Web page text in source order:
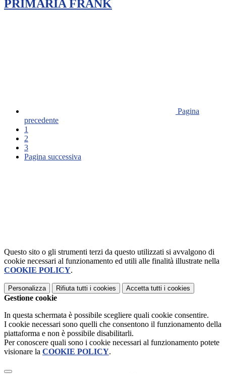
PRIMARIA FRANK
Pagina
precedente
1
2
3
Pagina successiva
Questo sito o gli strumenti terzi da questo utilizzati si avvalgono di
cookie necessari al funzionamento ed utili alle finalità illustrate nella
COOKIE POLICY.
Personalizza Rifiuta tutti i cookies Accetta tutti i cookies
Gestione cookie
In questa schermata è possibile scegliere quali cookie consentire.
I cookie necessari sono quelli che consentono il funzionamento della
piattaforma e non è possibile disabilitarli.
Per conoscere quali sono i cookie necessari al funzionamento potete
visionare la COOKIE POLICY.